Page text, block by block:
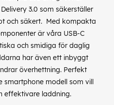
3.0 som säkerställer
och säkert. Med kompakta
är våra USB-C
och smidiga för daglig
har även ett inbyggt
överhettning. Perfekt
smartphone modell som vill
effektivare laddning.